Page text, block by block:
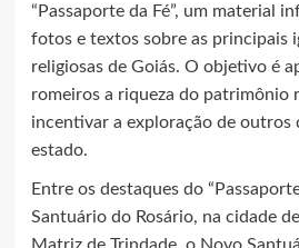
“Passaporte da Fé”, um material
fotos e textos sobre as principais
religiosas de Goiás. O objetivo é
romeiros a riqueza do patrimônio
incentivar a exploração de outros
estado.
Entre os destaques do
Santuário do Rosário, na cidade